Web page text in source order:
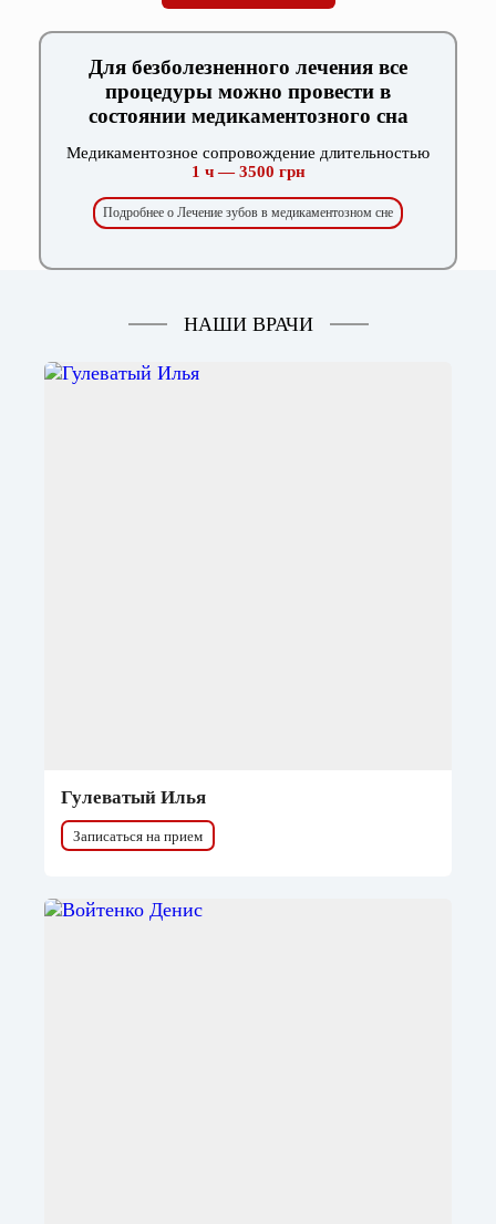
Для безболезненного лечения все
процедуры можно провести в
состоянии медикаментозного сна
Медикаментозное сопровождение длительностью
1 ч — 3500 грн
Подробнее о Лечение зубов в медикаментозном сне
НАШИ ВРАЧИ
Гулеватый Илья
Записаться на прием